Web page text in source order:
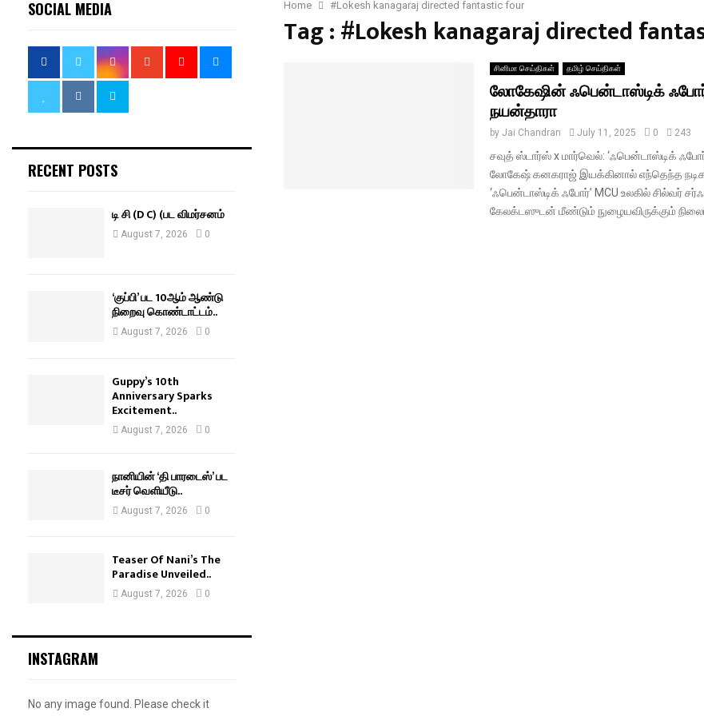
Home #Lokesh kanagaraj directed fantastic four
Tag : #Lokesh kanagaraj directed
சினிமா செய்திகள் தமிழ் செய்திகள்
லோகேஷின் ஃபென்டாஸ்டிக்
நயன்தாரா
by Jai Chandran July 11, 2025 0 243
சவுத் ஸ்டார்ஸ் x மார்வெல்: ‘ஃபென்டாஸ்டிக்
லோகேஷ் கனகராஜ் இயக்கினால் எந்தெந்த
‘ஃபென்டாஸ்டிக் ஃபோர்’ MCU உலகில் சில்வர்
கேலக்டஸுடன் மீண்டும் நுழையவிருக்கும்
SOCIAL MEDIA
RECENT POSTS
டி சி (D C) (பட விமர்சனம்
August 7, 2026 0
‘குப்பி’ பட 10ஆம் ஆண்டு
நிறைவு கொண்டாட்டம்..
August 7, 2026 0
Guppy’s 10th
Anniversary Sparks
Excitement..
August 7, 2026 0
நானியின் ‘தி பாரடைஸ்’ பட
டீசர் வெளியீடு..
August 7, 2026 0
Teaser Of Nani’s The
Paradise Unveiled..
August 7, 2026 0
INSTAGRAM
No any image found. Please check it